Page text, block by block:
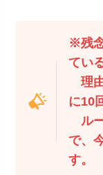
※残
てい
理
に10
ル
で、
す。